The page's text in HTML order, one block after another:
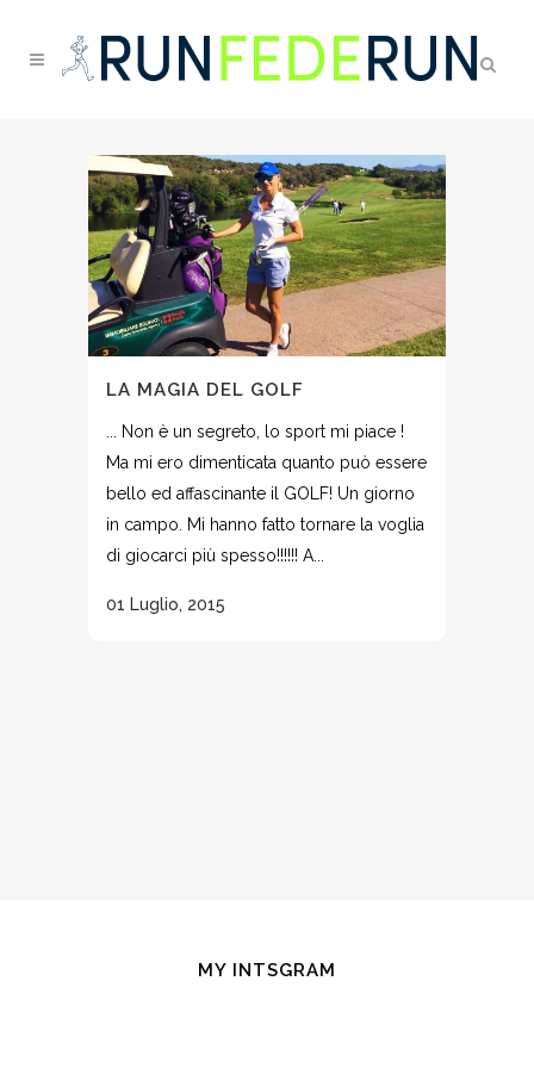
LA MAGIA DEL GOLF
... Non è un segreto, lo sport mi piace !
Ma mi ero dimenticata quanto può essere
bello ed affascinante il GOLF! Un giorno
in campo. Mi hanno fatto tornare la voglia
di giocarci più spesso!!!!!! A...
01 Luglio, 2015
MY INTSGRAM